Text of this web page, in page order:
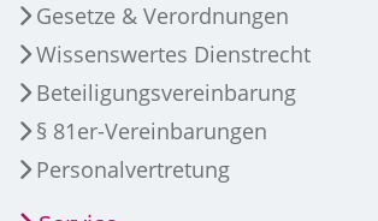
Gesetze & Verordnungen
Wissenswertes Dienstrecht
Beteiligungsvereinbarung
§ 81er-Vereinbarungen
Personalvertretung